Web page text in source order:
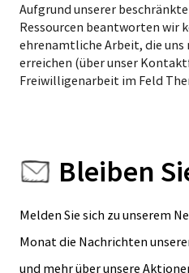
Aufgrund unserer
Ressourcen beantworten wir
ehrenamtliche Arbeit, die uns
erreichen (über unser
Freiwilligenarbeit im Feld
Bleiben
Melden Sie sich zu unserem
Monat die Nachrichten
und mehr über unsere